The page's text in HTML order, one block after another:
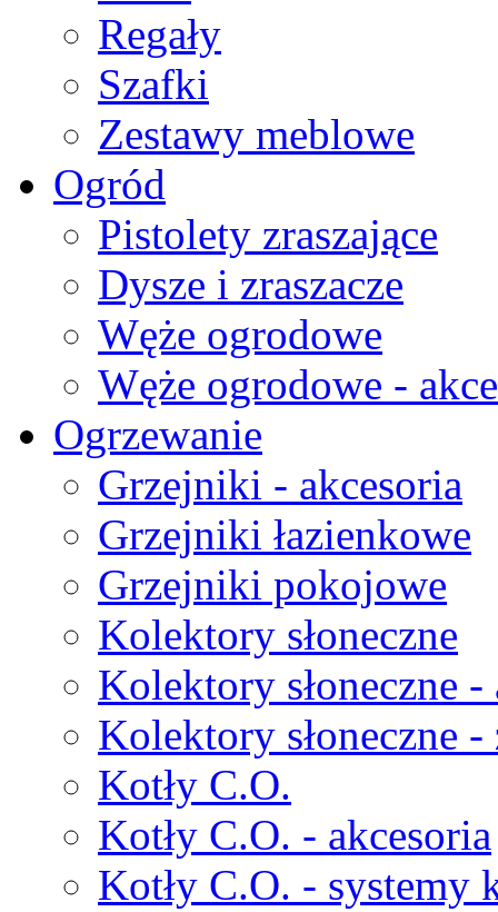
Regały
Szafki
Zestawy meblowe
Ogród
Pistolety zraszające
Dysze i zraszacze
Węże ogrodowe
Węże ogrodowe -
Ogrzewanie
Grzejniki - akcesoria
Grzejniki łazienkowe
Grzejniki pokojowe
Kolektory słoneczne
Kolektory słoneczne -
Kolektory słoneczne -
Kotły C.O.
Kotły C.O. - akcesoria
Kotły C.O. - systemy